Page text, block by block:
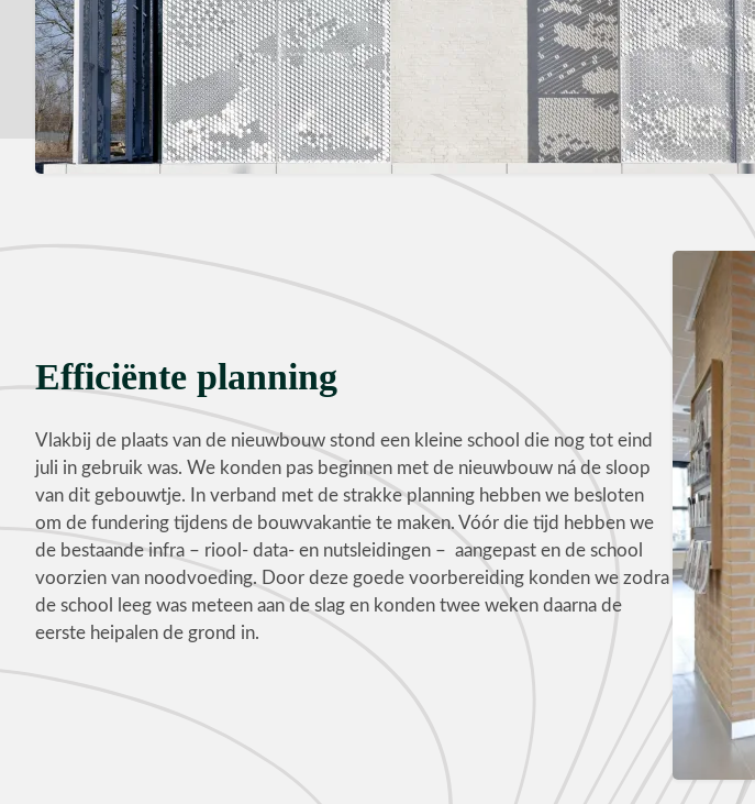
Efficiënte planning
Vlakbij de plaats van de nieuwbouw stond een kleine school die nog tot eind
juli in gebruik was. We konden pas beginnen met de nieuwbouw ná de sloop
van dit gebouwtje. In verband met de strakke planning hebben we besloten
om de fundering tijdens de bouwvakantie te maken. Vóór die tijd hebben we
de bestaande infra – riool- data- en nutsleidingen – aangepast en de school
voorzien van noodvoeding. Door deze goede voorbereiding konden we zodra
de school leeg was meteen aan de slag en konden twee weken daarna de
eerste heipalen de grond in.